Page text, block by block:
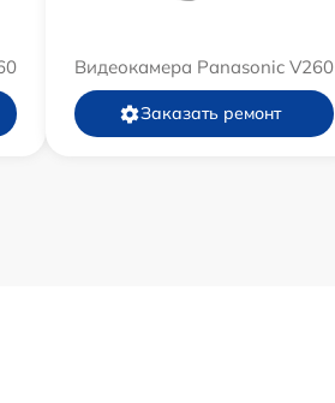
Видеокамера Panasonic V260
Заказать ремонт